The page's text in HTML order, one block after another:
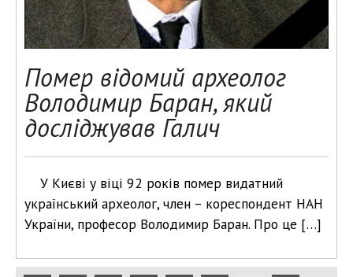
Помер відомий археолог
Володимир Баран, який
досліджував Галич
У Києві у віці 92 років помер видатний
український археолог, член – кореспондент НАН
України, професор Володимир Баран. Про це […]